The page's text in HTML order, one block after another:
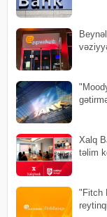
Xalq
təlim
"Fitch